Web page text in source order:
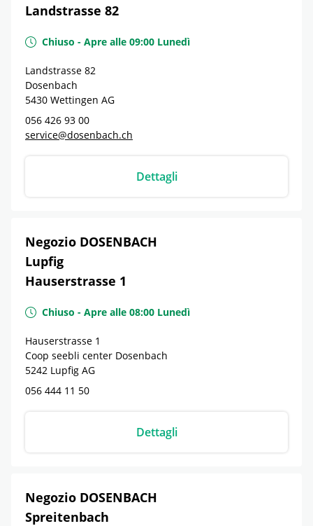
Landstrasse 82
Chiuso - Apre alle 09:00 Lunedì
Landstrasse 82
Dosenbach
5430 Wettingen AG
056 426 93 00
service@dosenbach.ch
Dettagli
Negozio DOSENBACH
Lupfig
Hauserstrasse 1
Chiuso - Apre alle 08:00 Lunedì
Hauserstrasse 1
Coop seebli center Dosenbach
5242 Lupfig AG
056 444 11 50
Dettagli
Negozio DOSENBACH
Spreitenbach